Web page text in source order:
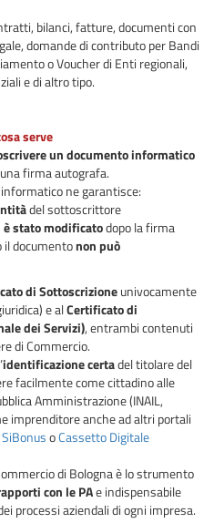
bilanci, fatture, documenti con
domande di contributo per Bandi
o Voucher di Enti regionali,
e di altro tipo.
serve
un documento informatico
firma autografa.
ne garantisce:
del sottoscrittore
è stato modificatodopo la firma
documentonon può
di Sottoscrizioneunivocamente
e alCertificato di
dei Servizi), entrambi contenuti
di Commercio.
identificazione certadel titolare del
facilmente come cittadino alle
Amministrazione (INAIL,
imprenditore anche ad altri portali
SiBonusoCassetto Digitale
di Bologna è lo strumento
con le PAe indispensabile
processi aziendali di ogni impresa.